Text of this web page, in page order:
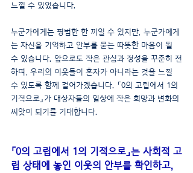
느낄 수 있었습니다.
누군가에게는 평범한 한 끼일 수 있지만, 누군가에게
는 자신을 기억하고 안부를 묻는 따뜻한 마음이 될
수 있습니다. 앞으로도 작은 관심과 정성을 꾸준히 전
하며, 우리의 이웃들이 혼자가 아니라는 것을 느낄
수 있도록 함께 걸어가겠습니다. 「0의 고립에서 1의
기적으로」가 대상자들의 일상에 작은 희망과 변화의
씨앗이 되기를 기대합니다.
「0의 고립에서 1의 기적으로」는 사회적 고
립 상태에 놓인 이웃의 안부를 확인하고,